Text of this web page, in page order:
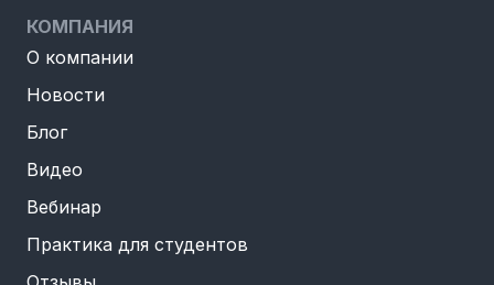
КОМПАНИЯ
О компании
Новости
Блог
Видео
Вебинар
Практика для студентов